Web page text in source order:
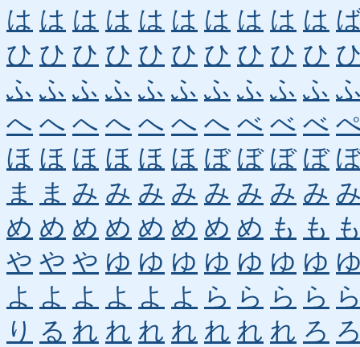
は は は は は は は は は は
ひ ひ ひ ひ ひ ひ ひ ひ ひ ひ
ふ ふ ふ ふ ふ ふ ふ ふ ふ ふ
へ へ へ へ へ へ へ べ べ べ
ほ ほ ほ ほ ほ ほ ぼ ぼ ぼ ぼ
ま
ま み み み み み み み み
め め め め め め め め も も
や や や ゆ ゆ ゆ ゆ ゆ ゆ ゆ
よ よ よ よ よ よ ら ら ら ら
り る れ れ れ れ れ れ れ ろ